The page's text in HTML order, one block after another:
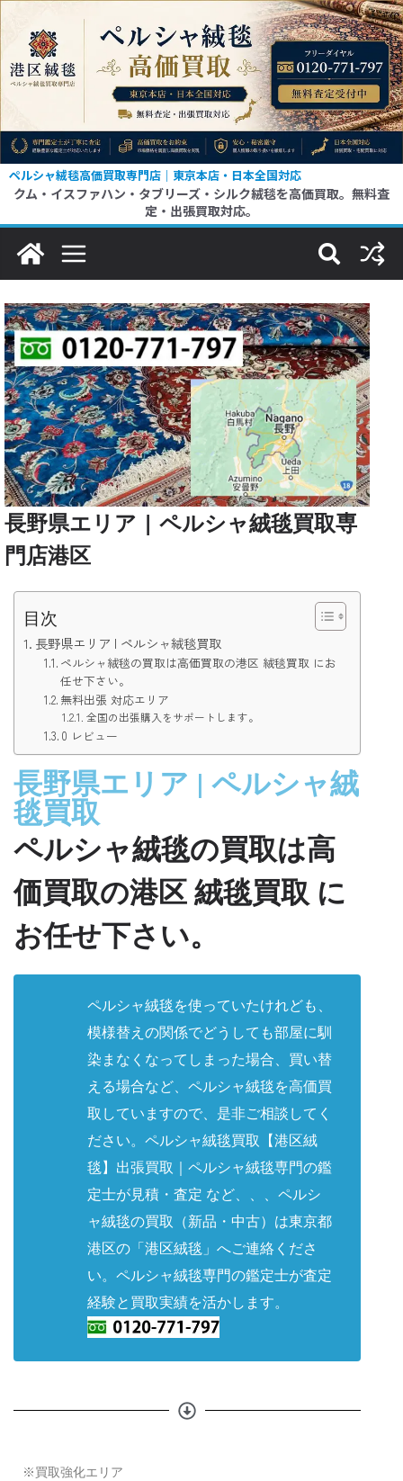
ペルシャ絨毯高価買取専門店｜東京本店・日本全国対応
クム・イスファハン・タブリーズ・シルク絨毯を高価買取。無料査
定・出張買取対応。
長野県エリア | ペルシャ絨毯買取専
門店港区
目次
長野県エリア | ペルシャ絨毯買取
ペルシャ絨毯の買取は高価買取の港区 絨毯買取 にお
任せ下さい。
無料出張 対応エリア
全国の出張購入をサポートします。
0 レビュー
長野県エリア | ペルシャ絨
毯買取
ペルシャ絨毯の買取は高
価買取の港区 絨毯買取 に
お任せ下さい。
ペルシャ絨毯 を使っていたけれども、
模様替えの関係でどうしても部屋に馴
染まなくなってしまった場合、買い替
える場合など、ペルシャ絨毯を高価買
取していますので、是非ご相談してく
ださい。ペルシャ絨毯買取【港区絨
毯 】出張買取｜ペルシャ絨毯専門の鑑
定士が見積・査定 など、、、ペルシ
ャ絨毯の買取（新品・中古）は東京都
港区の「港区絨毯」へご連絡くださ
い。ペルシャ絨毯専門の鑑定士が査定
経験と買取実績を活かします。
※買取強化エリア